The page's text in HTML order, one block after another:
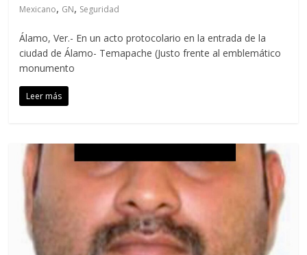
Mexicano, GN, Seguridad
Álamo, Ver.- En un acto protocolario en la entrada de la
ciudad de Álamo- Temapache (Justo frente al emblemático
monumento
Leer más